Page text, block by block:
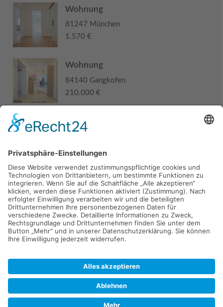
Wohnung
81247 München
1.570 €
Wohnung
84140 Gangkofen
210.000 €
Haus
285.000 €
Kaufen Verkaufen Mieten Vermieten
Kontakt Impressum
2026 © Carpaten Immobilien.